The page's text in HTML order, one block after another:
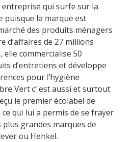
entreprise qui surfe sur la
puisque la marque est
des produits ménagers
d’affaires de 27 millions
elle commercialise 50
d’entretiens et développe
pour l’hygiène
Vert c’ est aussi et surtout
le premier écolabel de
qui lui a permis de se frayer
grandes marques de
ou Henkel.